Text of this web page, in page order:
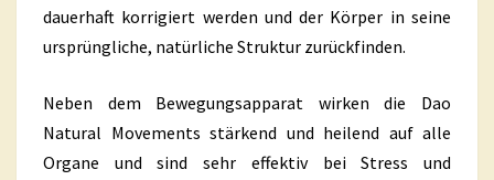
dauerhaft korrigiert werden und der Körper in seine
ursprüngliche, natürliche Struktur zurückfinden.
Neben dem Bewegungsapparat wirken die Dao
Natural Movements stärkend und heilend auf alle
Organe und sind sehr effektiv bei Stress und